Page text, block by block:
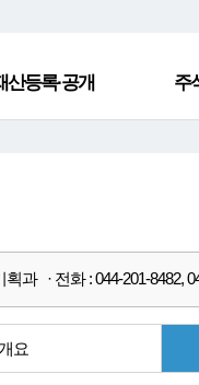
산등록·공개 주
과 · 전화 : 044-201-8482,
요